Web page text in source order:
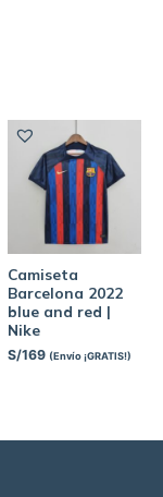
Camiseta
Barcelona 2022
blue and red |
Nike
S/169 (Envío ¡GRATIS!)